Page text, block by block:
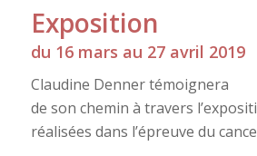
Exposition
du 16 mars au 27 avril 2019
Claudine Denner témoignera
de son chemin à travers
réalisées dans l’épreuve du